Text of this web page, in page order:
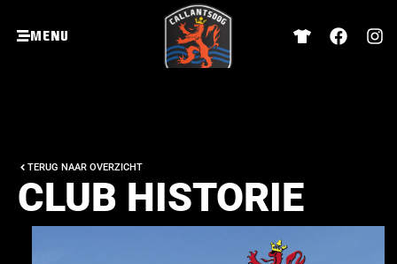
Menu
TERUG NAAR OVERZICHT
CLUB HISTORIE